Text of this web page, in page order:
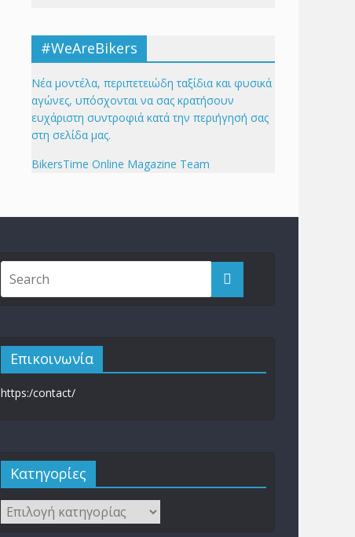
#WeAreBikers
Νέα μοντέλα, περιπετειώδη ταξίδια και φυσικά
αγώνες, υπόσχονται να σας κρατήσουν
ευχάριστη συντροφιά κατά την περιήγησή σας
στη σελίδα μας.
BikersTime Online Magazine Team
Επικοινωνία
https:/contact/
Kατηγορίες